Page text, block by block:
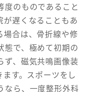
度のものであること
が遅くなることもあ
場合は、骨折線や修
態で、極めて初期の
ず、磁気共鳴画像装
す。スポーツをし
なら、一度整形外科